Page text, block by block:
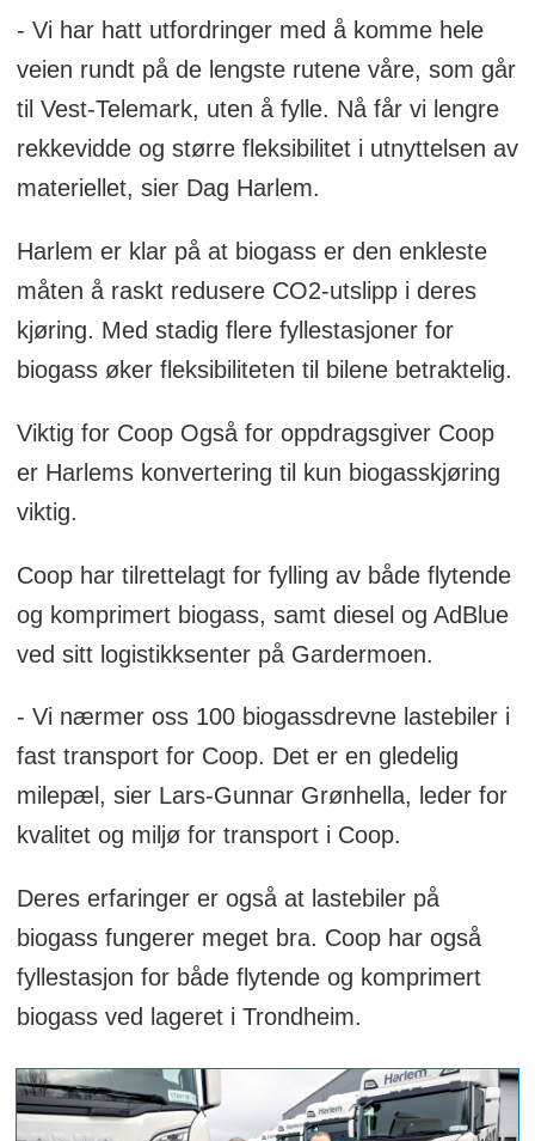
- Vi har hatt utfordringer med å komme hele
veien rundt på de lengste rutene våre, som går
til Vest-Telemark, uten å fylle. Nå får vi lengre
rekkevidde og større fleksibilitet i utnyttelsen av
materiellet, sier Dag Harlem.
Harlem er klar på at biogass er den enkleste
måten å raskt redusere CO2-utslipp i deres
kjøring. Med stadig flere fyllestasjoner for
biogass øker fleksibiliteten til bilene betraktelig.
Viktig for Coop Også for oppdragsgiver Coop
er Harlems konvertering til kun biogasskjøring
viktig.
Coop har tilrettelagt for fylling av både flytende
og komprimert biogass, samt diesel og AdBlue
ved sitt logistikksenter på Gardermoen.
- Vi nærmer oss 100 biogassdrevne lastebiler i
fast transport for Coop. Det er en gledelig
milepæl, sier Lars-Gunnar Grønhella, leder for
kvalitet og miljø for transport i Coop.
Deres erfaringer er også at lastebiler på
biogass fungerer meget bra. Coop har også
fyllestasjon for både flytende og komprimert
biogass ved lageret i Trondheim.